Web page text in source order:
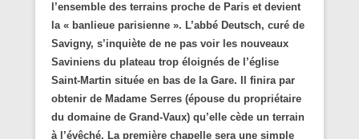
l’ensemble des terrains proche de Paris et devient
la « banlieue parisienne ». L’abbé Deutsch, curé de
Savigny, s’inquiète de ne pas voir les nouveaux
Saviniens du plateau trop éloignés de l’église
Saint-Martin située en bas de la Gare. Il finira par
obtenir de Madame Serres (épouse du propriétaire
du domaine de Grand-Vaux) qu’elle cède un terrain
à l’évêché. La première chapelle sera une simple